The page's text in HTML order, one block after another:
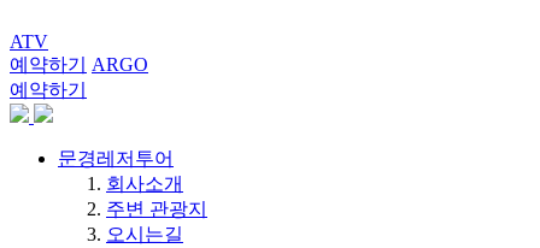
ATV
예약하기
ARGO
예약하기
문경레저투어
회사소개
주변 관광지
오시는길